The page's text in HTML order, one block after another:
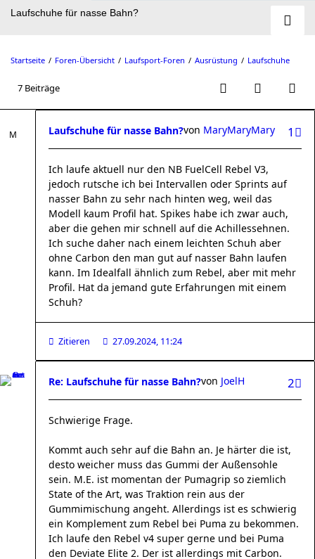
Laufschuhe für nasse Bahn?
Startseite Foren-Übersicht Laufsport-Foren Ausrüstung Laufschuhe
7 Beiträge
Laufschuhe für nasse Bahn? 1
von MaryMaryMary
Ich laufe aktuell nur den NB FuelCell Rebel V3,
jedoch rutsche ich bei Intervallen oder Sprints auf
nasser Bahn zu sehr nach hinten weg, weil das
Modell kaum Profil hat. Spikes habe ich zwar auch,
aber die gehen mir schnell auf die Achillessehnen.
Ich suche daher nach einem leichten Schuh aber
ohne Carbon den man gut auf nasser Bahn laufen
kann. Im Idealfall ähnlich zum Rebel, aber mit mehr
Profil. Hat da jemand gute Erfahrungen mit einem
Schuh?
Zitieren 27.09.2024, 11:24
Re: Laufschuhe für nasse Bahn? 2
von JoelH
Schwierige Frage.
Kommt auch sehr auf die Bahn an. Je härter die ist,
desto weicher muss das Gummi der Außensohle
sein. M.E. ist momentan der Pumagrip so ziemlich
State of the Art, was Traktion rein aus der
Gummimischung angeht. Allerdings ist es schwierig
ein Komplement zum Rebel bei Puma zu bekommen.
Ich laufe den Rebel v4 super gerne und bei Puma
den Deviate Elite 2. Der ist allerdings mit Carbon.